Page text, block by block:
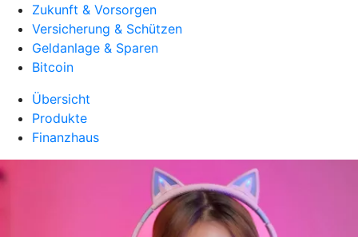
Zukunft & Vorsorgen
Versicherung & Schützen
Geldanlage & Sparen
Bitcoin
Übersicht
Produkte
Finanzhaus